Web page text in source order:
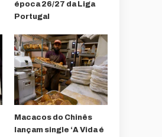
época 26/27 da Liga
Portugal
Macacos do Chinês
lançam single ‘A Vida é